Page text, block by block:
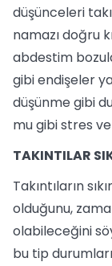
düşünceleri
namazı doğru
abdestim
gibi endişeler
düşünme gibi
mu gibi stres
TAKINTILAR
Takıntıların
olduğunu,
olabileceğini
bu tip